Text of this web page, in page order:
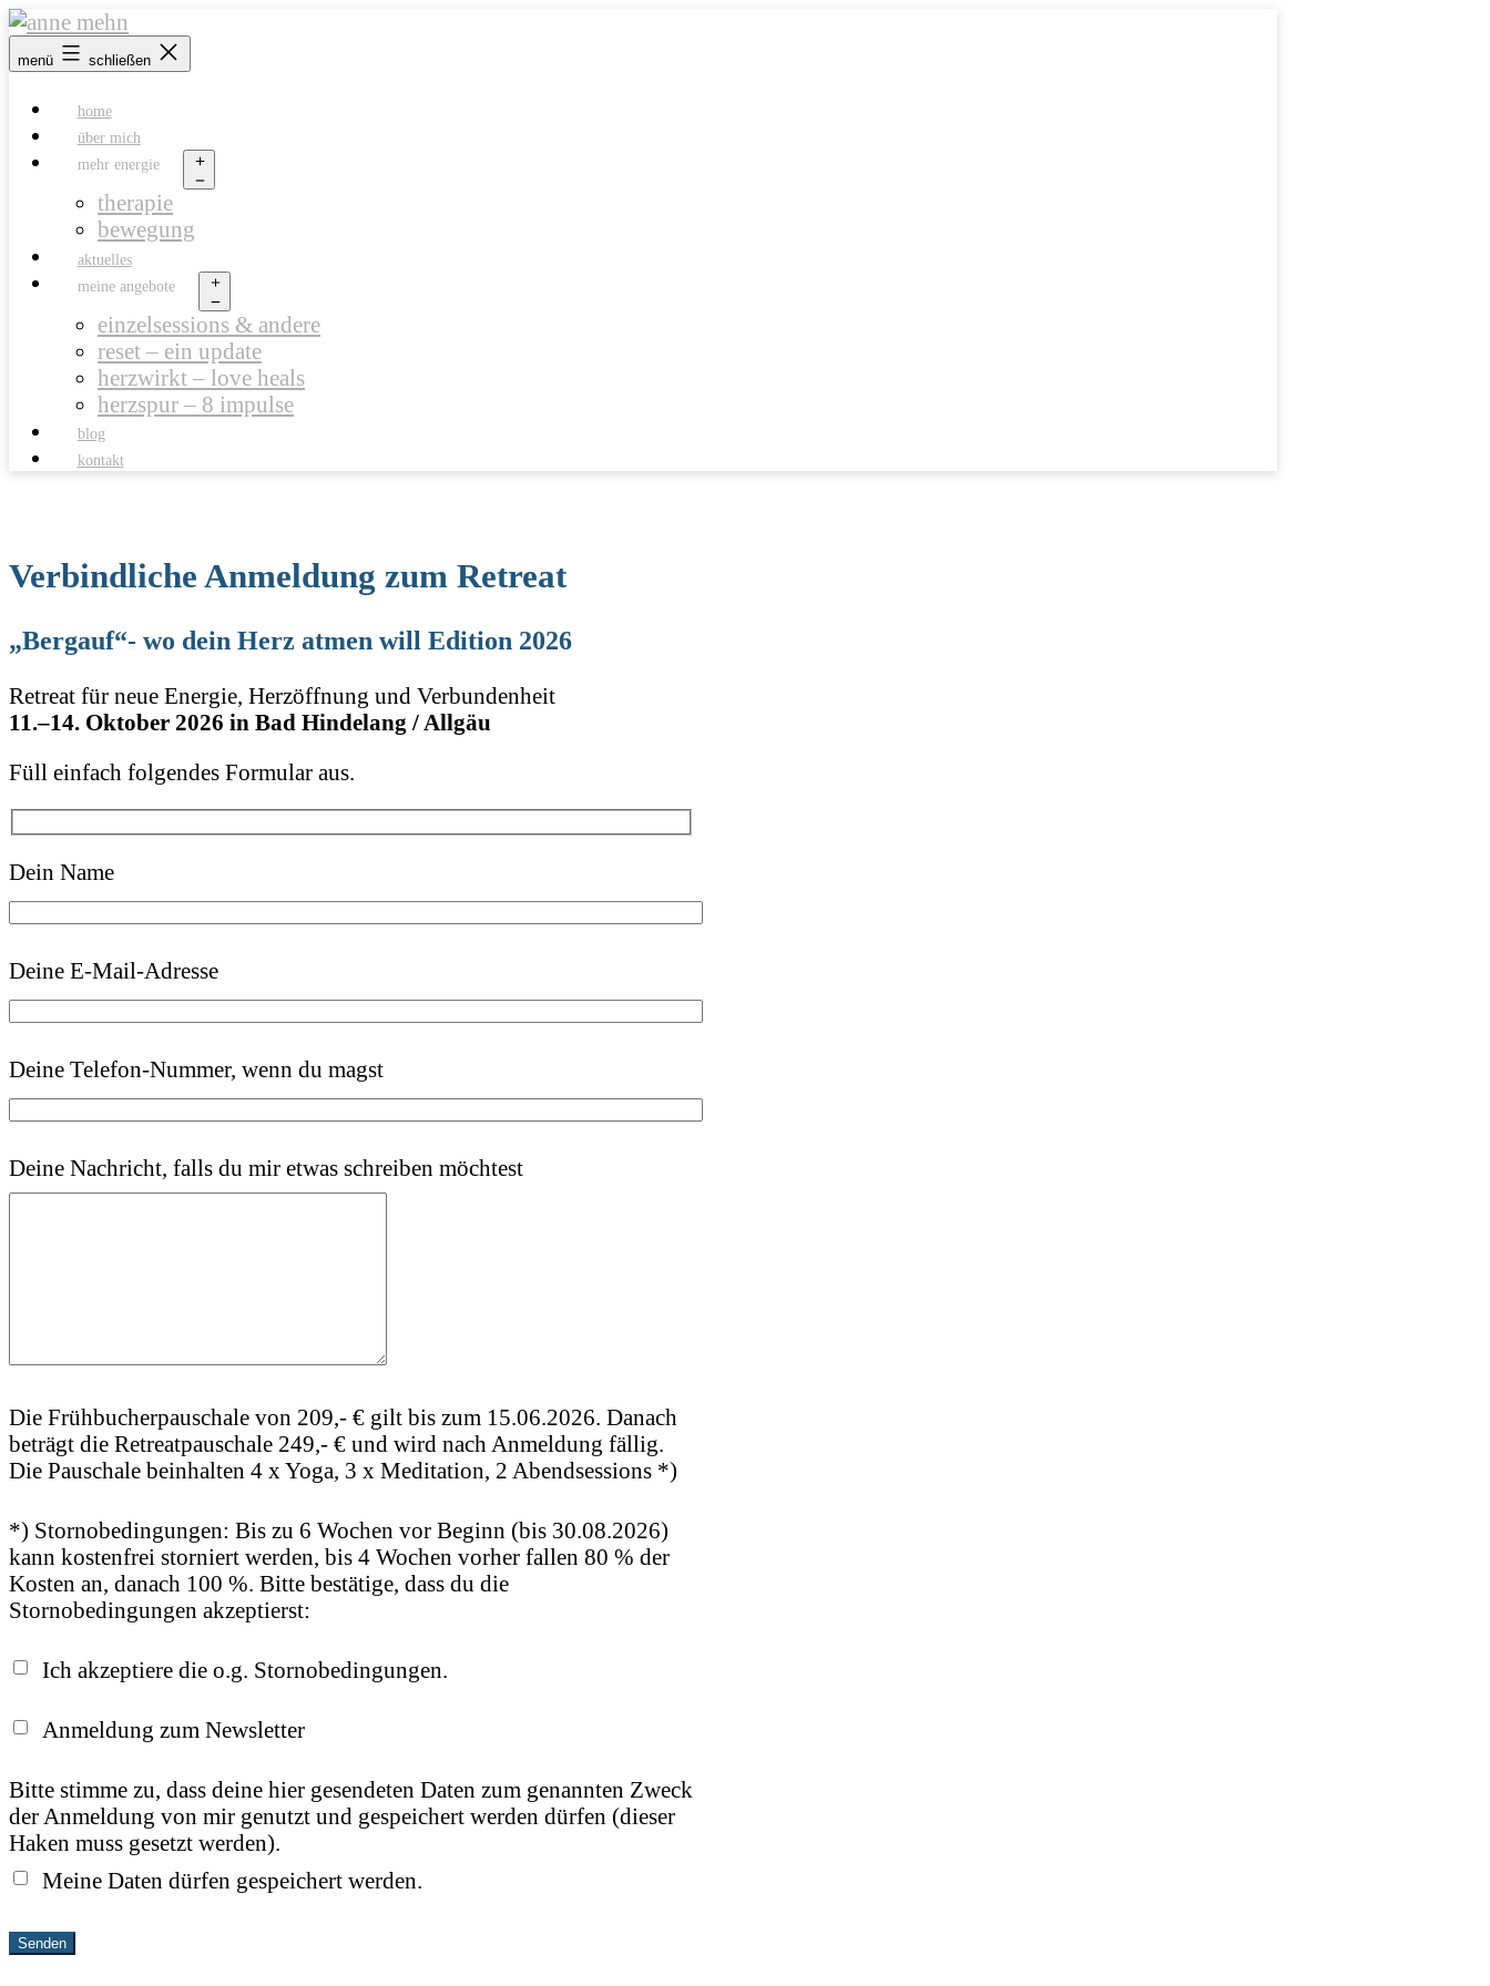
Zum
Inhalt
springen
anne
mehn
menü schließen
home
über mich
mehr energie
therapie
bewegung
aktuelles
meine angebote
Menü
öffnen
einzelsessions & andere
reset – ein update
herzwirkt – love heals
herzspur – 8 impulse
blog
kontakt
Verbindliche Anmeldung zum Retreat
„Bergauf“- wo dein Herz atmen will Edition 2026
Retreat für neue Energie, Herzöffnung und Verbundenheit
11.–14. Oktober 2026 in Bad Hindelang / Allgäu
Füll einfach folgendes Formular aus.
Dein Name
Deine E-Mail-Adresse
Deine Telefon-Nummer, wenn du magst
Deine Nachricht, falls du mir etwas schreiben möchtest
Die Frühbucherpauschale von 209,- € gilt bis zum 15.06.2026. Danach
beträgt die Retreatpauschale 249,- € und wird nach Anmeldung fällig.
Die Pauschale beinhalten 4 x Yoga, 3 x Meditation, 2 Abendsessions *)
*) Stornobedingungen: Bis zu 6 Wochen vor Beginn (bis 30.08.2026)
kann kostenfrei storniert werden, bis 4 Wochen vorher fallen 80 % der
Kosten an, danach 100 %. Bitte bestätige, dass du die
Stornobedingungen akzeptierst:
Ich akzeptiere die o.g. Stornobedingungen.
Anmeldung zum Newsletter
Bitte stimme zu, dass deine hier gesendeten Daten zum genannten Zweck
der Anmeldung von mir genutzt und gespeichert werden dürfen (dieser
Haken muss gesetzt werden).
Meine Daten dürfen gespeichert werden.